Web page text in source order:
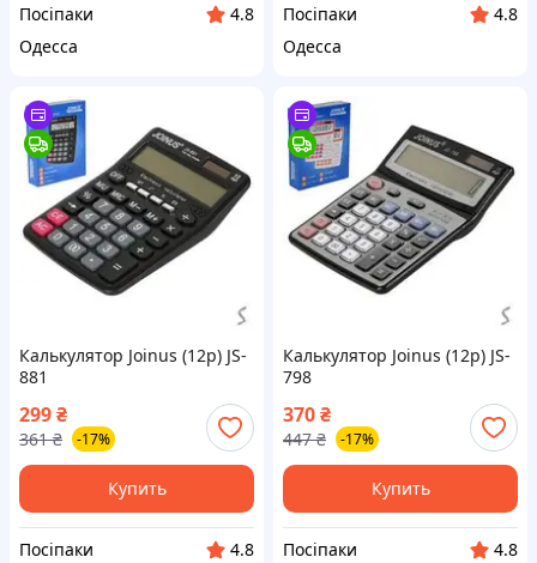
Посіпаки
4.8
Одесса
Посіпаки
4.8
Одесса
Калькулятор Joinus (12р) JS-
881
299₴
361 ₴ -17%
Купить
Посіпаки
4.8
Калькулятор Joinus (12р) JS-
798
370₴
447 ₴ -17%
Купить
Посіпаки
4.8